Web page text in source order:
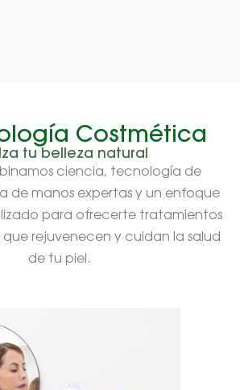
Costmética
tu belleza natural
ciencia, tecnología de
de manos expertas y un enfoque
para ofrecerte tratamientos
rejuvenecen y cuidan la salud
de tu piel.